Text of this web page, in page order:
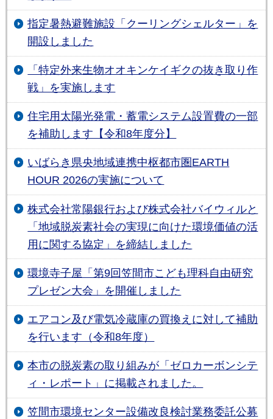
指定暑熱避難施設「クーリングシェルター」を
開設しました
「特定外来生物オオキンケイギクの抜き取り作
戦」を実施します
住宅用太陽光発電・蓄電システム設置費の一部
を補助します【令和8年度分】
いばらき県央地域連携中枢都市圏EARTH
HOUR 2026の実施について
株式会社常陽銀行および株式会社バイウィルと
「地域脱炭素社会の実現に向けた環境価値の活
用に関する協定」を締結しました
環境寺子屋「第9回笠間市こども理科自由研究
プレゼン大会」を開催しました
エアコン及び電気冷蔵庫の買換えに対して補助
を行います（令和8年度）
本市の脱炭素の取り組みが「ゼロカーボンシテ
ィ・レポート」に掲載されました。
笠間市環境センター設備改良検討業務委託公募